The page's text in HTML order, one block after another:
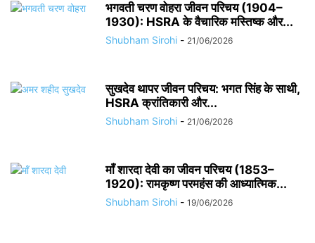
भगवती चरण वोहरा जीवन परिचय (1904–
1930): HSRA के वैचारिक मस्तिष्क और...
Shubham Sirohi - 21/06/2026
सुखदेव थापर जीवन परिचय: भगत सिंह के साथी,
HSRA क्रांतिकारी और...
Shubham Sirohi - 21/06/2026
माँ शारदा देवी का जीवन परिचय (1853–
1920): रामकृष्ण परमहंस की आध्यात्मिक...
Shubham Sirohi - 19/06/2026